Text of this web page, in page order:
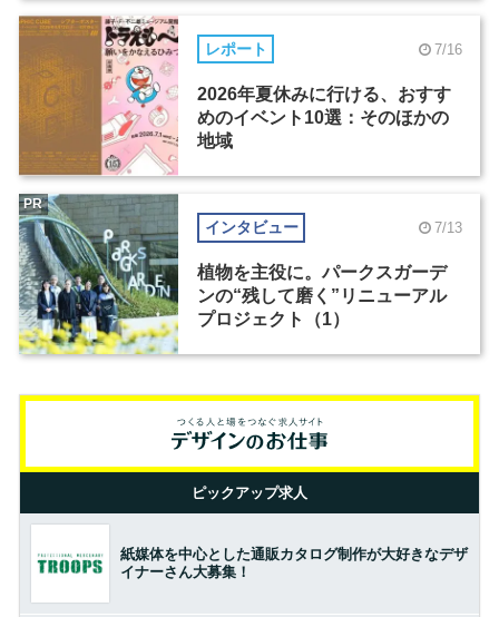
レポート 7/16
2026年夏休みに行ける、おすす
めのイベント10選：そのほかの
地域
インタビュー 7/13
植物を主役に。パークスガーデ
ンの“残して磨く”リニューアル
プロジェクト（1）
PR
ピックアップ求人
紙媒体を中心とした通販カタログ制作が大好きなデザ
イナーさん大募集！